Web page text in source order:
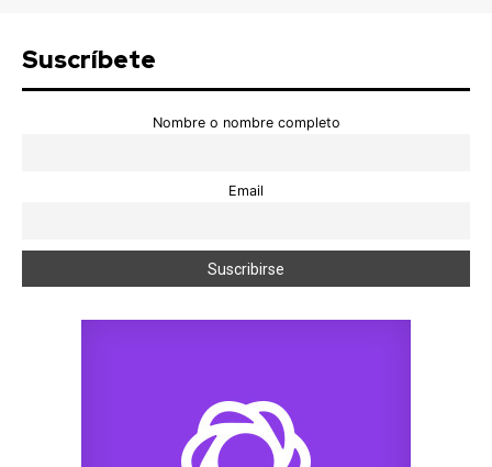
Suscríbete
Nombre o nombre completo
Email